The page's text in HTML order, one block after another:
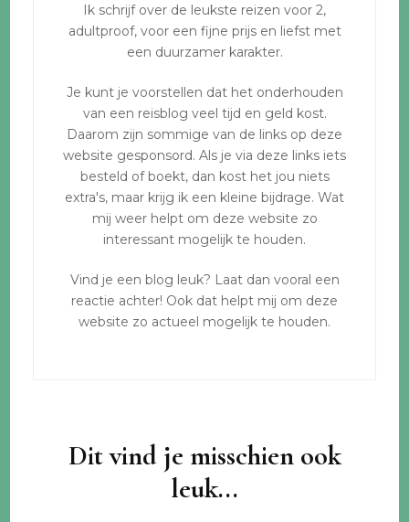
Ik schrijf over de leukste reizen voor 2,
adultproof, voor een fijne prijs en liefst met
een duurzamer karakter.
Je kunt je voorstellen dat het onderhouden
van een reisblog veel tijd en geld kost.
Daarom zijn sommige van de links op deze
website gesponsord. Als je via deze links iets
besteld of boekt, dan kost het jou niets
extra's, maar krijg ik een kleine bijdrage. Wat
mij weer helpt om deze website zo
interessant mogelijk te houden.
Vind je een blog leuk? Laat dan vooral een
reactie achter! Ook dat helpt mij om deze
website zo actueel mogelijk te houden.
Dit vind je misschien ook
leuk...